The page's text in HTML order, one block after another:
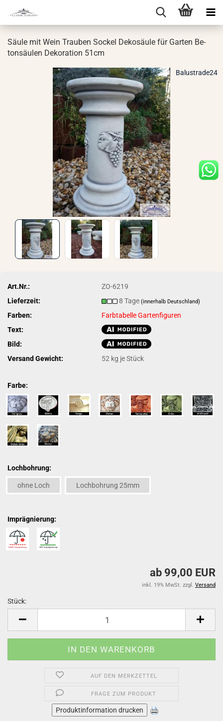
Säule mit Wein Trau­ben So­ckel De­ko­säu­le für Gar­ten Be­
ton­säu­len De­ko­ra­ti­on 51cm
Balustrade24
Art.Nr.:
ZO-6219
Lieferzeit:
8 Tage(innerhalb Deutschland)
Farben:
Farbtabelle Gartenfiguren
Text:
Bild:
Versand Gewicht:
52 kg je Stück
Farbe:
Lochbohrung:
ohne Loch Lochbohrung 25mm
Imprägnierung:
ab 99,00 EUR
inkl. 19% MwSt. zzgl. Versand
Stück:
AUF DEN MERKZETTEL
FRAGE ZUM PRODUKT
Produktinformation drucken